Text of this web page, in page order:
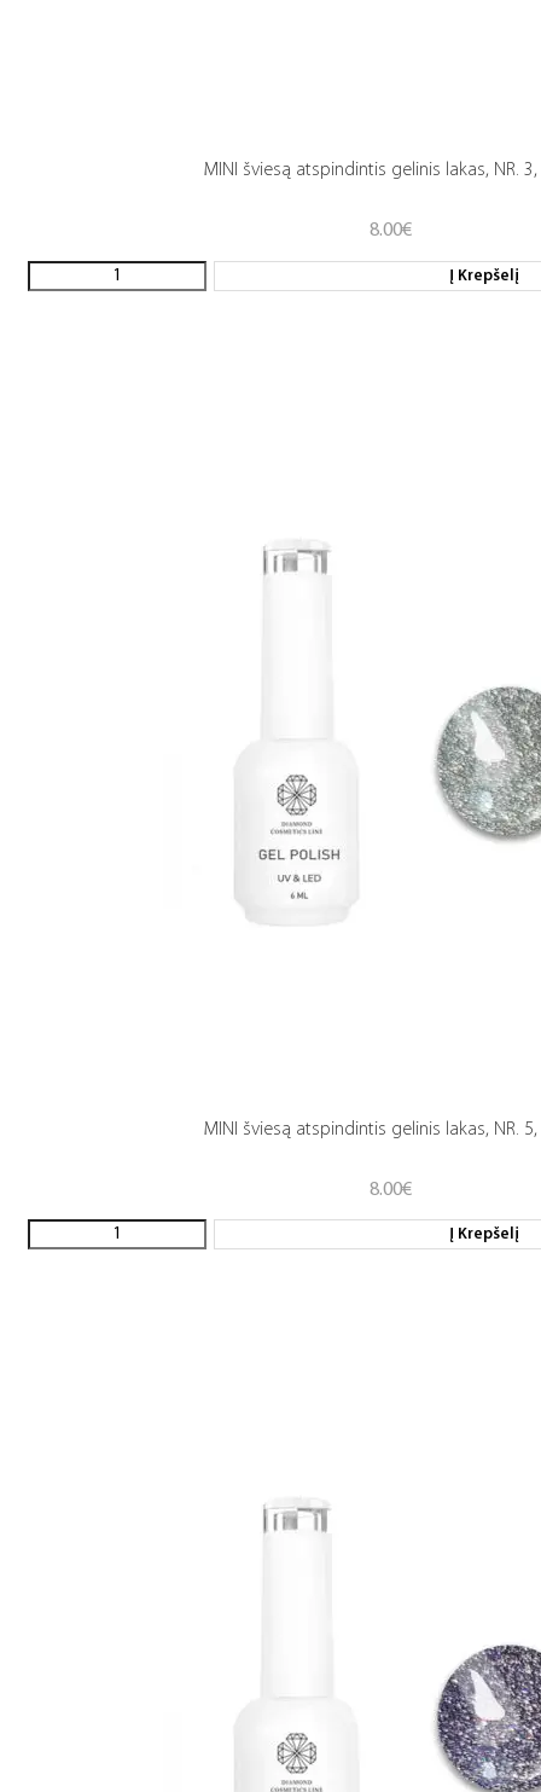
MINI šviesą atspindintis gelinis lakas, NR.
8.00€
Į Krepšelį
MINI šviesą atspindintis gelinis lakas, NR.
8.00€
Į Krepšelį